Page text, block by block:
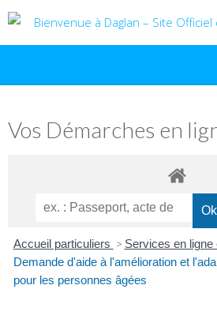
Vos Démarches en
Accueil particuliers > Services en ligne
Demande d'aide à l'amélioration et
pour les personnes âgées